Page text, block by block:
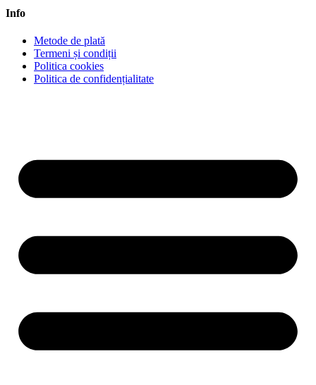
Info
Metode de plată
Termeni și condiții
Politica cookies
Politica de confidențialitate